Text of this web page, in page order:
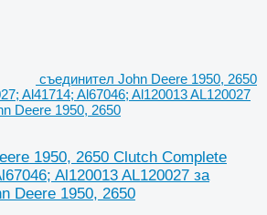
съединител John Deere 1950, 2650
Al41714; Al67046; Al120013 AL120027
Deere 1950, 2650
1950, 2650 Clutch Complete
Al120013 AL120027 за
Deere 1950, 2650